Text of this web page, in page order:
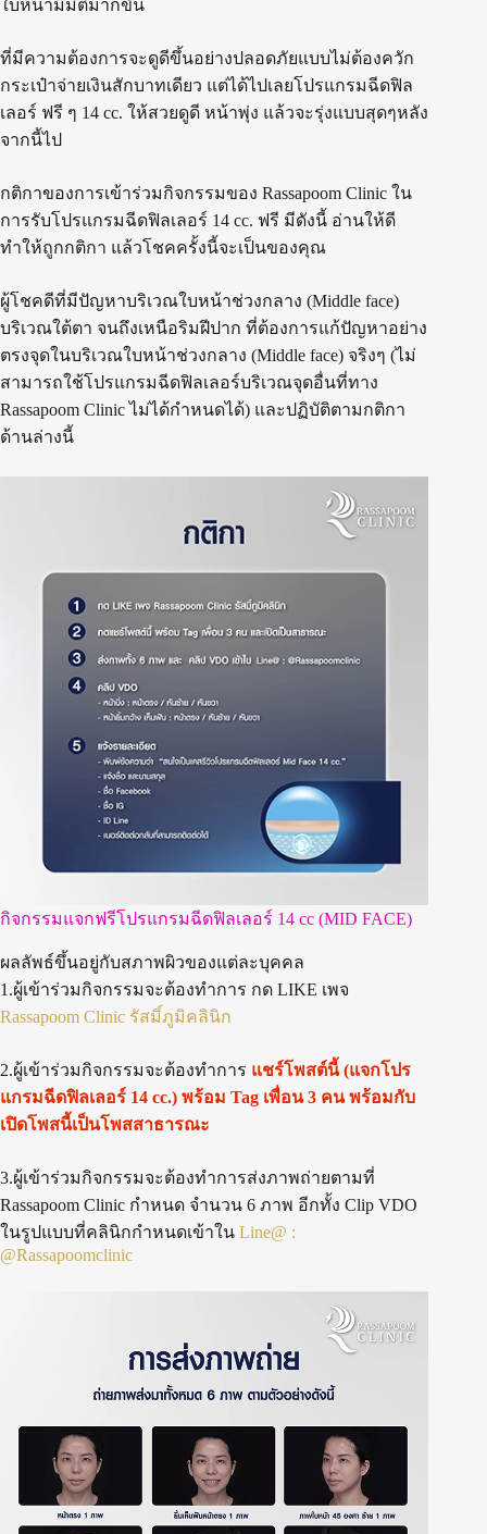
ใบหน้ามีมิติมากขึ้น
ที่มีความต้องการจะดูดีขึ้นอย่างปลอดภัยแบบไม่ต้องควัก
กระเป๋าจ่ายเงินสักบาทเดียว แต่ได้ไปเลยโปรแกรมฉีดฟิล
เลอร์ ฟรี ๆ 14 cc. ให้สวยดูดี หน้าพุ่ง แล้วจะรุ่งแบบสุดๆหลัง
จากนี้ไป
กติกาของการเข้าร่วมกิจกรรมของ Rassapoom Clinic ใน
การรับโปรแกรมฉีดฟิลเลอร์ 14 cc. ฟรี มีดังนี้ อ่านให้ดี
ทำให้ถูกกติกา แล้วโชคครั้งนี้จะเป็นของคุณ
ผู้โชคดีที่มีปัญหาบริเวณใบหน้าช่วงกลาง (Middle face)
บริเวณใต้ตา จนถึงเหนือริมฝีปาก ที่ต้องการแก้ปัญหาอย่าง
ตรงจุดในบริเวณใบหน้าช่วงกลาง (Middle face) จริงๆ (ไม่
สามารถใช้โปรแกรมฉีดฟิลเลอร์บริเวณจุดอื่นที่ทาง
Rassapoom Clinic ไม่ได้กำหนดได้) และปฏิบัติตามกติกา
ด้านล่างนี้
กิจกรรมแจกฟรีโปรแกรมฉีดฟิลเลอร์ 14 cc (MID FACE)
ผลลัพธ์ขึ้นอยู่กับสภาพผิวของแต่ละบุคคล
1.ผู้เข้าร่วมกิจกรรมจะต้องทำการ กด LIKE เพจ
Rassapoom Clinic รัสมิ์ภูมิคลินิก
2.ผู้เข้าร่วมกิจกรรมจะต้องทำการ แชร์โพสต์นี้ (แจกโปร
แกรมฉีดฟิลเลอร์ 14 cc.) พร้อม Tag เพื่อน 3 คน พร้อมกับ
เปิดโพสนี้เป็นโพสสาธารณะ
3.ผู้เข้าร่วมกิจกรรมจะต้องทำการส่งภาพถ่ายตามที่
Rassapoom Clinic กำหนด จำนวน 6 ภาพ อีกทั้ง Clip VDO
ในรูปแบบที่คลินิกกำหนดเข้าใน Line@ :
@Rassapoomclinic